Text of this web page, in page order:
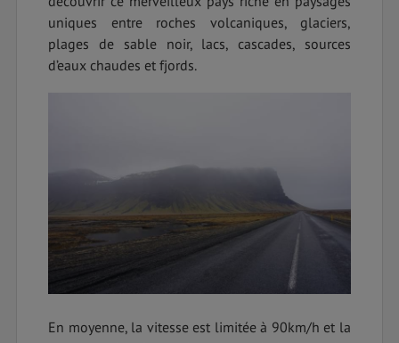
uniques entre roches volcaniques, glaciers,
plages de sable noir, lacs, cascades, sources
d’eaux chaudes et fjords.
En moyenne, la vitesse est limitée à 90km/h et la